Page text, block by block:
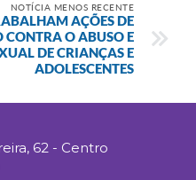
NOTÍCIA MENOS RECENTE
AÇÕES DE
O ABUSO E
DE CRIANÇAS E
ADOLESCENTES
62 - Centro